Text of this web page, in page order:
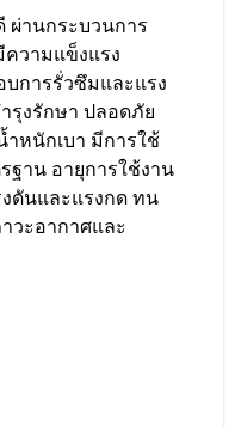
านกระบวนการ
วามแข็งแรง
การรั่วซึมและแรง
รุงรักษา ปลอดภัย
หนักเบา มีการใช้
ฐาน อายุการใช้งาน
ดันและแรงกด ทน
วะอากาศและ